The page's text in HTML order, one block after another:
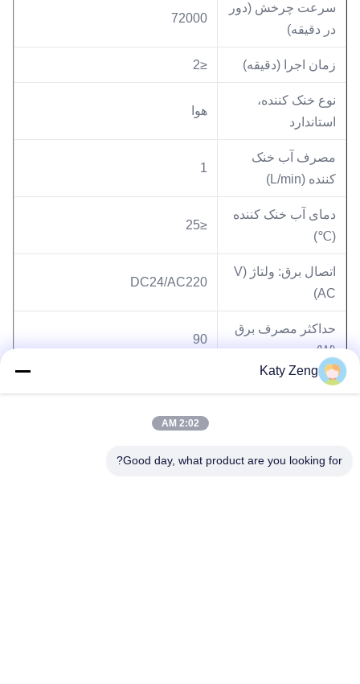
سرعت چرخش (دور
در دقیقه)
72000
زمان اجرا (دقیقه) ≤2
نوع خنک کننده،
استاندارد
هوا
مصرف آب خنک
کننده (L/min)
1
دمای آب خنک کننده
(℃)
≤25
اتصال برق: ولتاژ (V
AC)
DC24/AC220
حداکثر مصرف برق
(W)
90
مدل کنترلر
Katy Zeng
2:02 AM
Good day, what product are you looking for?